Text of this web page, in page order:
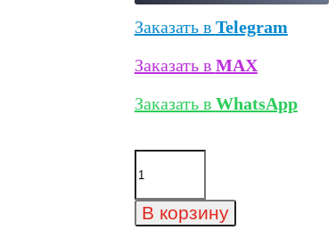
Заказать в Telegram
Заказать в MAX
Заказать в WhatsApp
Количество
товара
кладочный
раствор
В корзину